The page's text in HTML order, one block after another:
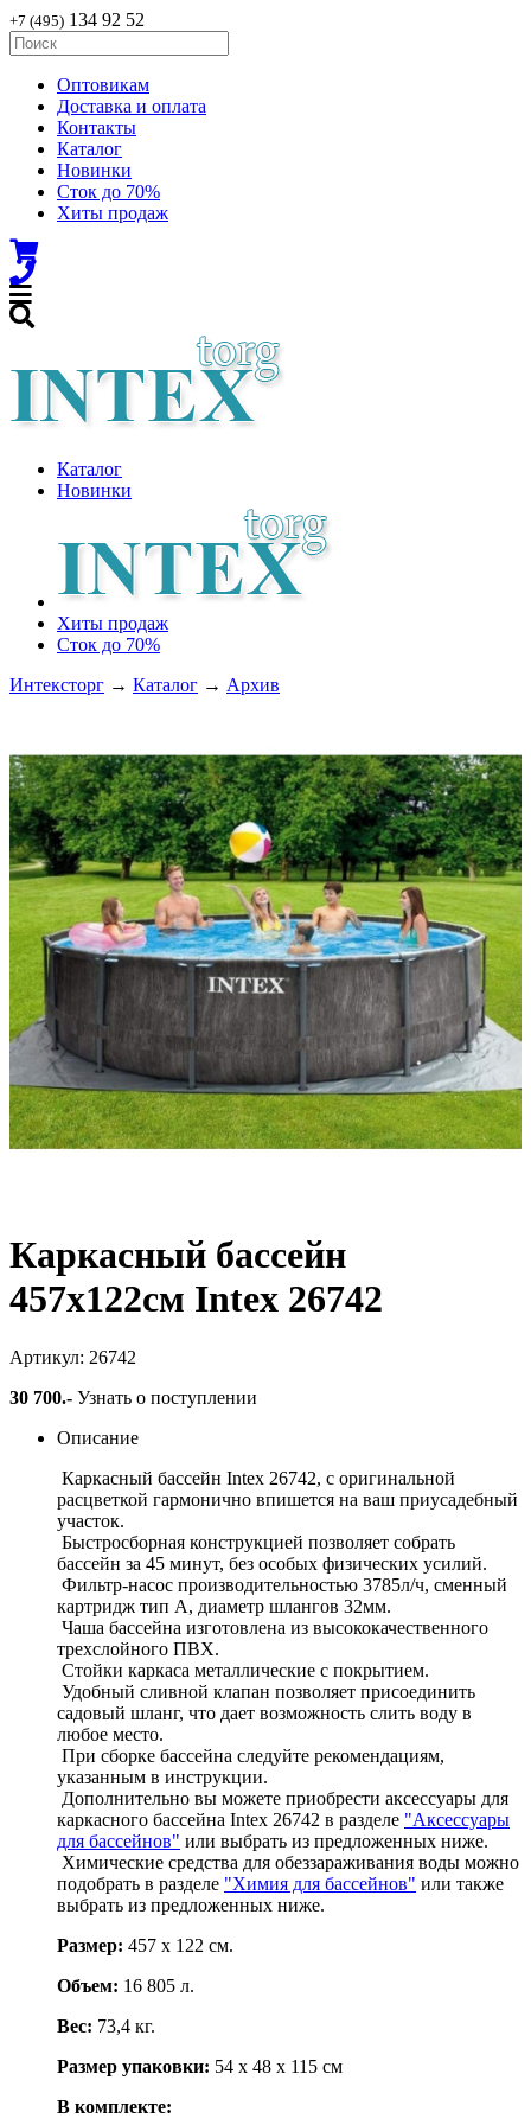
+7 (495) 134 92 52
Оптовикам
Доставка и оплата
Контакты
Каталог
Новинки
Сток до 70%
Хиты продаж
Каталог
Новинки
Хиты продаж
Сток до 70%
Интексторг → Каталог → Архив
Каркасный бассейн
457х122см Intex 26742
Артикул: 26742
30 700.- Узнать о поступлении
Описание
Каркасный бассейн Intex 26742, с оригинальной
расцветкой гармонично впишется на ваш приусадебный
участок.
Быстросборная конструкцией позволяет собрать
бассейн за 45 минут, без особых физических усилий.
Фильтр-насос производительностью 3785л/ч, сменный
картридж тип А, диаметр шлангов 32мм.
Чаша бассейна изготовлена из высококачественного
трехслойного ПВХ.
Стойки каркаса металлические с покрытием.
Удобный сливной клапан позволяет присоединить
садовый шланг, что дает возможность слить воду в
любое место.
При сборке бассейна следуйте рекомендациям,
указанным в инструкции.
Дополнительно вы можете приобрести аксессуары для
каркасного бассейна Intex 26742 в разделе "Аксессуары
для бассейнов" или выбрать из предложенных ниже.
Химические средства для обеззараживания воды можно
подобрать в разделе "Химия для бассейнов" или также
выбрать из предложенных ниже.
Размер: 457 х 122 см.
Объем: 16 805 л.
Вес: 73,4 кг.
Размер упаковки: 54 х 48 х 115 см
В комплекте: